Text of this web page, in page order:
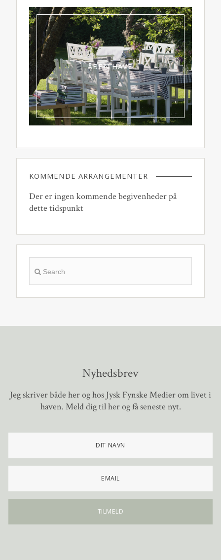
ÅBEN HAVE
KOMMENDE ARRANGEMENTER
Der er ingen kommende begivenheder på
dette tidspunkt
Nyhedsbrev
Jeg skriver både her og hos Jysk Fynske Medier om livet i
haven. Meld dig til her og få seneste nyt.